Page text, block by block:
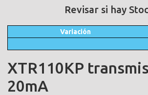
Revisar si hay
Variación
XTR110KP
20mA